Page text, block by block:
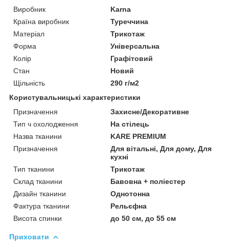
Виробник
Karna
Країна виробник
Туреччина
Матеріал
Трикотаж
Форма
Універсальна
Колір
Графітовий
Стан
Новий
Щільність
290 г/м2
Користувальницькі характеристики
Призначення
Захисне/Декоративне
Тип ч охолодження
На стілець
Назва тканини
KARE PREMIUM
Призначення
Для вітальні, Для дому, Для
кухні
Тип тканини
Трикотаж
Склад тканини
Бавовна + поліестер
Дизайн тканини
Однотонна
Фактура тканини
Рельєфна
Висота спинки
до 50 см, до 55 см
Приховати